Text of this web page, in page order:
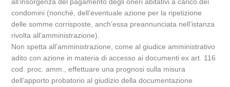
condomini (nonché, dell’eventuale azione per la ripetizione
delle somme corrisposte, anch’essa preannunciata nell’istanza
rivolta all’amministrazione).
Non spetta all’amministrazione, come al giudice amministrativo
adito con azione in materia di accesso ai documenti ex art. 116
cod. proc. amm., effettuare una prognosi sulla misura
dell’apporto probatorio al giudizio della documentazione